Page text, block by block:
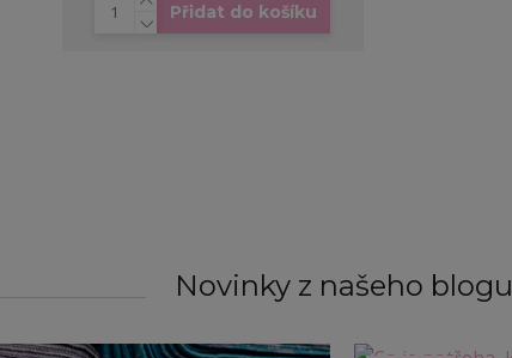
Přidat do košíku
Novinky z našeho blogu